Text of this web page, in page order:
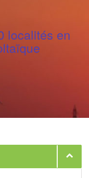
localités en